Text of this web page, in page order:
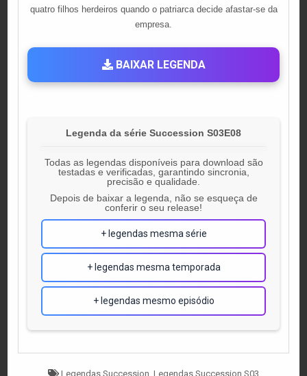
quatro filhos herdeiros quando o patriarca decide afastar-se da
empresa.
BAIXAR LEGENDA
Legenda da série Succession S03E08
Todas as legendas disponíveis para download são
testadas e verificadas, garantindo sincronia,
precisão e qualidade.
Depois de baixar a legenda, não se esqueça de
conferir o seu release!
+ legendas mesma série
+ legendas mesma temporada
+ legendas mesmo episódio
Tagged
Legendas Succession Legendas Succession S03